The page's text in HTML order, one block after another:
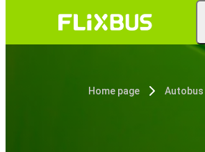
Home page Autobus